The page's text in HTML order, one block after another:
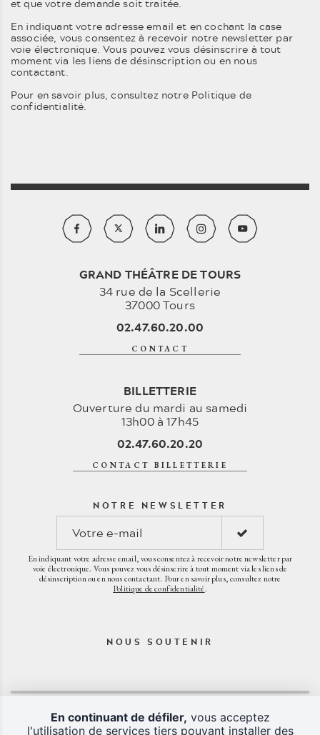
et que votre demande soit traitée.
En indiquant votre adresse email et en cochant la case
associée, vous consentez à recevoir notre newsletter par
voie électronique. Vous pouvez vous désinscrire à tout
moment via les liens de désinscription ou en nous
contactant.
Pour en savoir plus, consultez notre Politique de
confidentialité.
GRAND THÉÂTRE DE TOURS
34 rue de la Scellerie
37000 Tours
02.47.60.20.00
CONTACT
BILLETTERIE
Ouverture du mardi au samedi
13h00 à 17h45
02.47.60.20.20
CONTACT BILLETTERIE
NOTRE NEWSLETTER
En indiquant votre adresse email, vous consentez à recevoir notre newsletter par
voie électronique. Vous pouvez vous désinscrire à tout moment via les liens de
désinscription ou en nous contactant. Pour en savoir plus, consultez notre
Politique de confidentialité.
NOUS SOUTENIR
En continuant de défiler, vous acceptez
l'utilisation de services tiers pouvant installer des